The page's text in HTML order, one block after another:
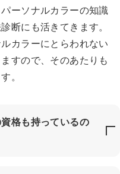
ーソナルカラーの知識
断にも活きてきます。
カラーにとらわれない
すので、そのあたりも
。
格も持っているの